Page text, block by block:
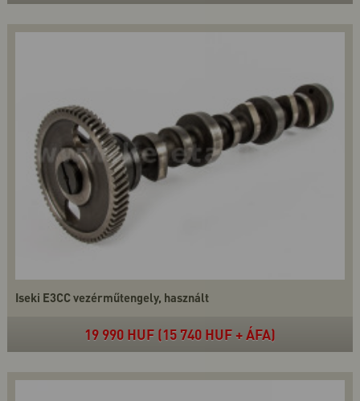
Iseki E3CC vezérműtengely, használt
19 990 HUF (15 740 HUF + ÁFA)